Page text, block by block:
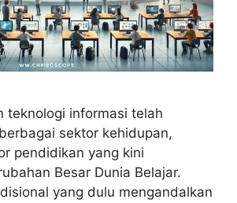
teknologi informasi telah
sektor kehidupan,
pendidikan yang kini
Besar Dunia Belajar.
yang dulu mengandalkan